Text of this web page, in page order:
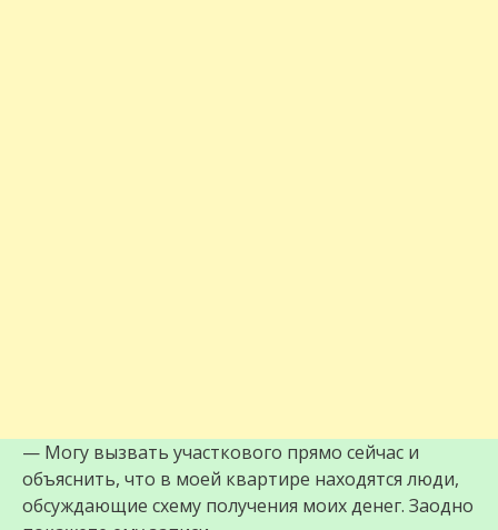
— Могу вызвать участкового прямо сейчас и
объяснить, что в моей квартире находятся люди,
обсуждающие схему получения моих денег. Заодно